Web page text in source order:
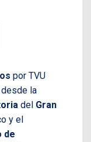
por TVU
la
del Gran
y el
de